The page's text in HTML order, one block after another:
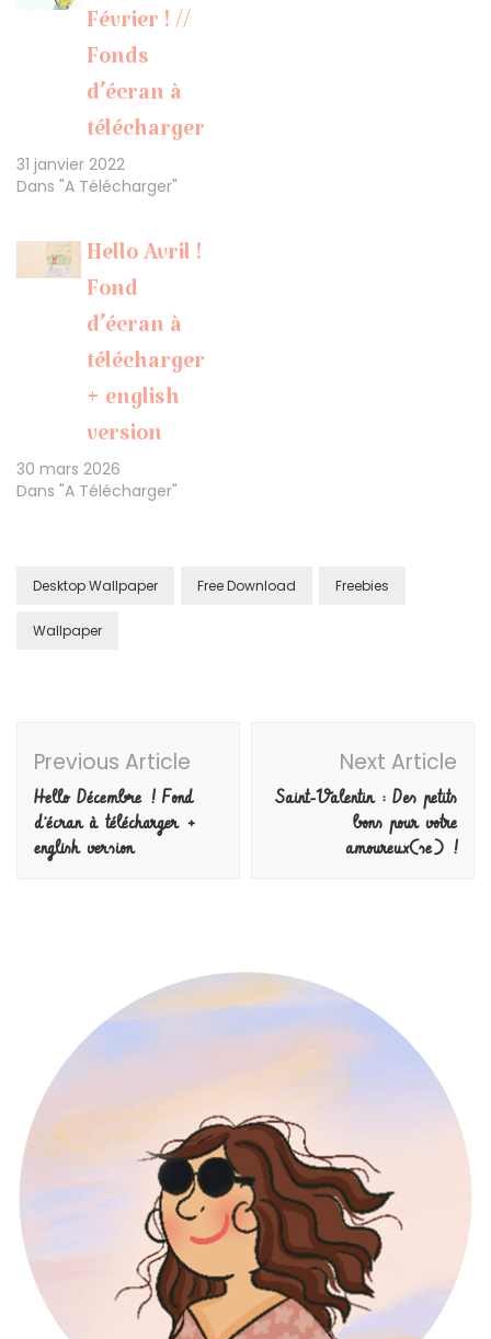
Février ! //
Fonds
d’écran à
télécharger
31 janvier 2022
Dans "A Télécharger"
Hello Avril !
Fond
d’écran à
télécharger
+ english
version
30 mars 2026
Dans "A Télécharger"
Desktop Wallpaper Free Download Freebies
Wallpaper
Navigation
Previous Article
Hello Décembre ! Fond
d’écran à télécharger +
english version
Next Article
Saint-Valentin : Des petits
bons pour votre
amoureux(se) !